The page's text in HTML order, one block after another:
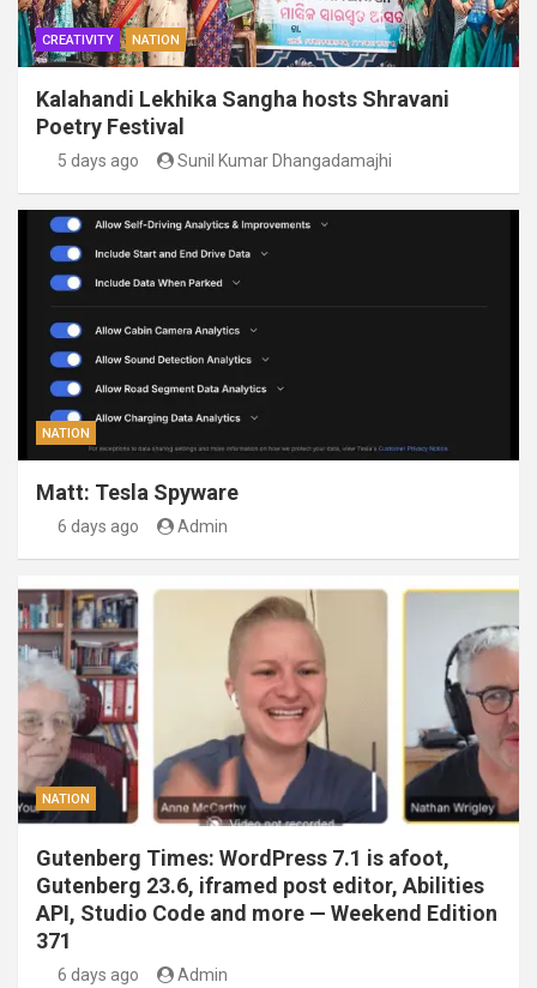
CREATIVITY NATION
Kalahandi Lekhika Sangha hosts Shravani
Poetry Festival
5 days ago Sunil Kumar Dhangadamajhi
NATION
Matt: Tesla Spyware
6 days ago Admin
NATION
Gutenberg Times: WordPress 7.1 is afoot,
Gutenberg 23.6, iframed post editor, Abilities
API, Studio Code and more — Weekend Edition
371
6 days ago Admin